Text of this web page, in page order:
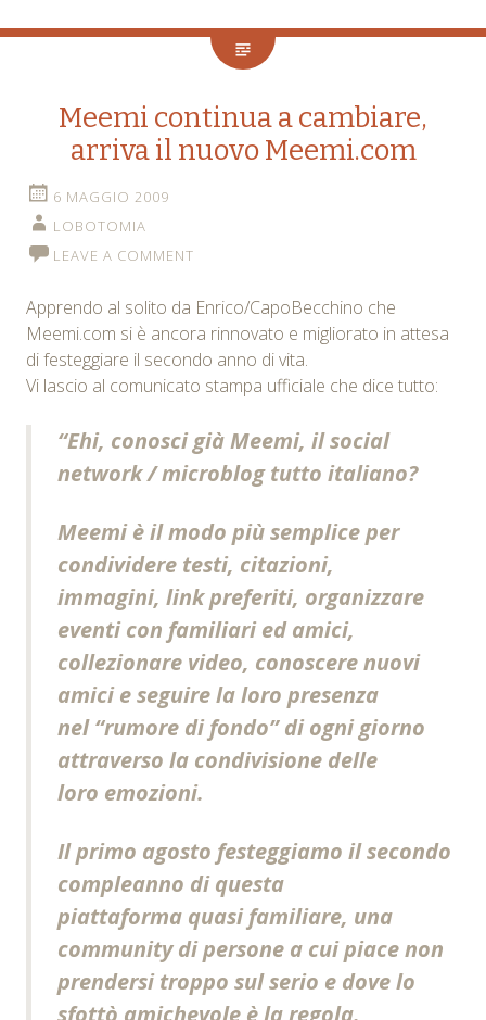
Meemi continua a cambiare,
arriva il nuovo Meemi.com
6 MAGGIO 2009
LOBOTOMIA
LEAVE A COMMENT
Apprendo al solito da Enrico/CapoBecchino che
Meemi.com si è ancora rinnovato e migliorato in attesa
di festeggiare il secondo anno di vita.
Vi lascio al comunicato stampa ufficiale che dice tutto:
“Ehi, conosci giàMeemi, il social
network / microblog tutto italiano?
Meemi è il modo più semplice per
condividere testi, citazioni,
immagini, link preferiti, organizzare
eventi con familiari ed amici,
collezionare video, conoscere nuovi
amici e seguire la loro presenza
nel “rumore di fondo” di ogni giorno
attraverso la condivisione delle
loro emozioni.
Il primo agosto festeggiamo il secondo
compleanno di questa
piattaforma quasi familiare, una
community di persone a cui piace non
prendersi troppo sul serio e dove lo
sfottò amichevole è la regola.